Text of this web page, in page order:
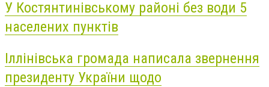
У Костянтинівському районі без води 5
населених пунктів
Іллінівська громада написала звернення
президенту України щодо